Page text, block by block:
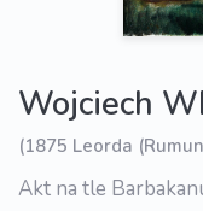
Wojciech
(1875 Leorda
Akt na tle